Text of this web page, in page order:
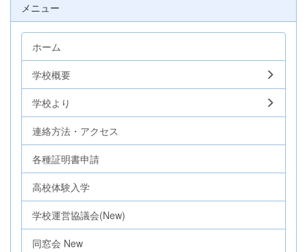
メニュー
ホーム
学校概要
学校より
連絡方法・アクセス
各種証明書申請
高校体験入学
学校運営協議会(New)
同窓会 New